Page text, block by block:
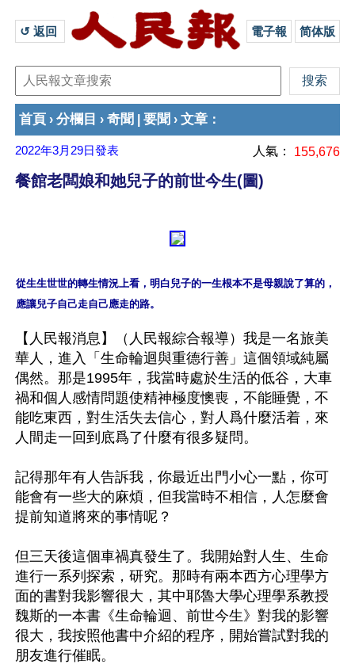
↺ 返回 電子報 简体版
首頁 › 分欄目 › 奇聞 要聞 › 文章 ：
2022年3月29日發表 人氣： 155,676
餐館老闆娘和她兒子的前世今生(圖)
從生生世世的轉生情況上看，明白兒子的一生根本不是母親說了算的，
【人民報消息】（人民報綜合報導）我是一名旅美
華人，進入「生命輪迴與重德行善」這個領域純屬
偶然。那是1995年，我當時處於生活的低谷，大車
禍和個人感情問題使精神極度懊喪，不能睡覺，不
能吃東西，對生活失去信心，對人爲什麼活着，來
人間走一回到底爲了什麼有很多疑問。
記得那年有人告訴我，你最近出門小心一點，你可
能會有一些大的麻煩，但我當時不相信，人怎麼會
提前知道將來的事情呢？
但三天後這個車禍真發生了。我開始對人生、生命
進行一系列探索，研究。那時有兩本西方心理學方
面的書對我影響很大，其中耶魯大學心理學系教授
魏斯的一本書《生命輪迴、前世今生》對我的影響
很大，我按照他書中介紹的程序，開始嘗試對我的
朋友進行催眠。